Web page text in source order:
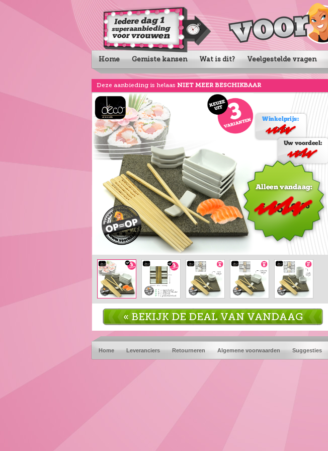
Home Gemiste kansen Wat is dit? Veelgestelde vragen
Deze aanbieding is helaas NIET MEER BESCHIKBAAR
« BEKIJK DE DEAL VAN VANDAAG
Home Leveranciers Retourneren Algemene voorwaarden Suggesties